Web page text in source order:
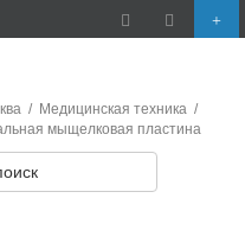
/ Медицинская техника /
мыщелковая пластина